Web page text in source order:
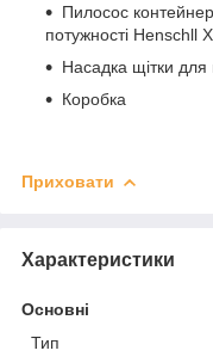
Пилосос
потужності Henschll
Насадка щітки для
Коробка
Приховати
Характеристики
Основні
Тип